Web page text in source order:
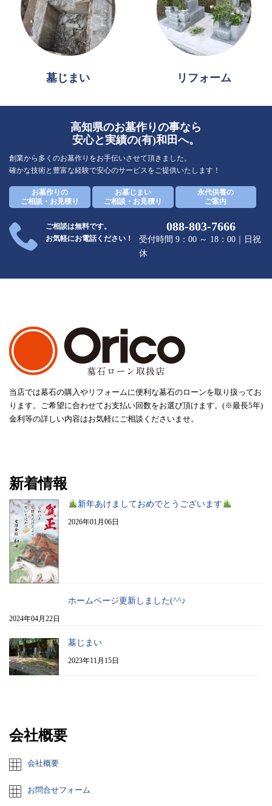
墓じまい リフォーム
高知県のお墓作りの事なら
安心と実績の(有)和田へ。
創業から多くのお墓作りをお手伝いさせて頂きました。
確かな技術と豊富な経験で安心のサービスをご提供いたします！
お墓作りの
ご相談・お見積り
お墓じまい
ご相談・お見積り
永代供養の
ご案内
ご相談は無料です。
お気軽にお電話ください！
088-803-7666
受付時間 9：00 ～ 18：00｜日祝
休
当店では墓石の購入やリフォームに便利な墓石のローンを取り扱ってお
ります。ご希望に合わせてお支払い回数をお選び頂けます。(※最長5年)
金利等の詳しい内容はお気軽にご相談くださいませ。
新着情報
新年あけましておめでとうございます
2026年01月06日
ホームページ更新しました(^^♪
2024年04月22日
墓じまい
2023年11月15日
会社概要
会社概要
お問合せフォーム